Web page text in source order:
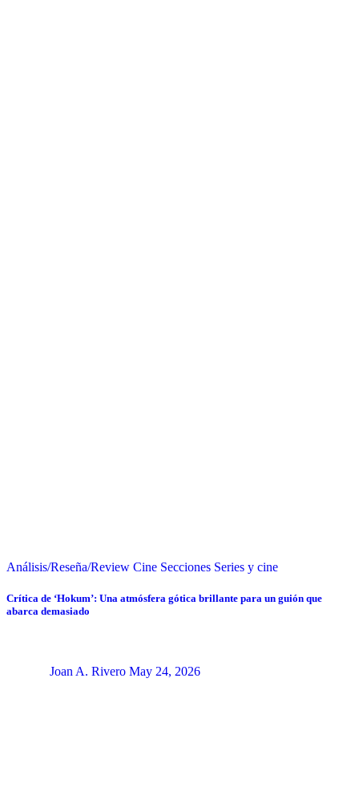
Análisis/Reseña/Review Cine Secciones Series y cine
Crítica de ‘Hokum’: Una atmósfera gótica brillante para un guión que
abarca demasiado
Joan A. Rivero May 24, 2026